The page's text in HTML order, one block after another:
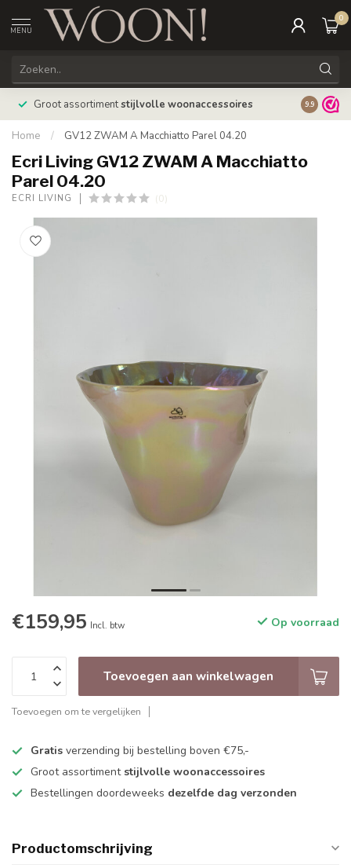
MENU
0
Groot assortimentstijlvolle woonaccessoires 9.9
Home / GV12 ZWAM A Macchiatto Parel 04.20
Ecri Living GV12 ZWAM A Macchiatto
Parel 04.20
ECRI LIVING (0)
€159,95 Incl. btw Op voorraad
Toevoegen aan winkelwagen
Toevoegen om te vergelijken
Gratis verzending bij bestelling boven €75,-
Groot assortiment stijlvolle woonaccessoires
Bestellingen doordeweeks dezelfde dag verzonden
Productomschrijving